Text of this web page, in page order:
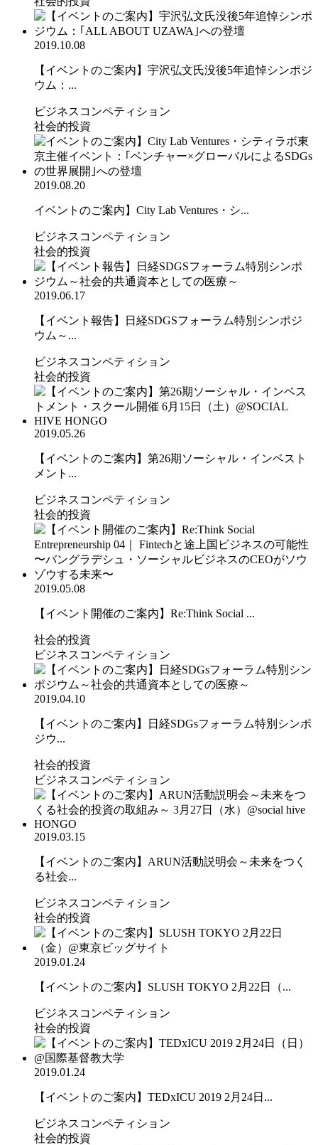
2019.10.08
【イベントのご案内】宇沢弘文氏没後5年追悼シンポジ
ウム：...
ビジネスコンペティション
社会的投資
2019.08.20
イベントのご案内】City Lab Ventures・シ...
ビジネスコンペティション
社会的投資
2019.06.17
【イベント報告】日経SDGSフォーラム特別シンポジ
ウム～...
ビジネスコンペティション
社会的投資
2019.05.26
【イベントのご案内】第26期ソーシャル・インベスト
メント...
ビジネスコンペティション
社会的投資
2019.05.08
【イベント開催のご案内】Re:Think Social ...
社会的投資
ビジネスコンペティション
2019.04.10
【イベントのご案内】日経SDGsフォーラム特別シンポ
ジウ...
社会的投資
ビジネスコンペティション
2019.03.15
【イベントのご案内】ARUN活動説明会～未来をつく
る社会...
ビジネスコンペティション
社会的投資
2019.01.24
【イベントのご案内】SLUSH TOKYO 2月22日（...
ビジネスコンペティション
社会的投資
2019.01.24
【イベントのご案内】TEDxICU 2019 2月24日...
ビジネスコンペティション
社会的投資